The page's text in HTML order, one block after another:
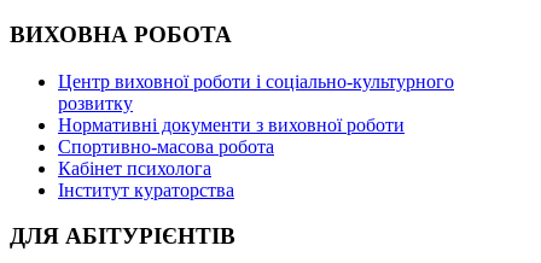
ВИХОВНА РОБОТА
Центр виховної роботи і соціально-культурного
розвитку
Нормативні документи з виховної роботи
Спортивно-масова робота
Кабінет психолога
Інститут кураторства
ДЛЯ АБІТУРІЄНТІВ